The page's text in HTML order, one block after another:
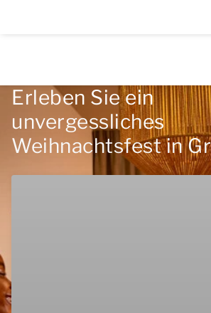
Erleben Sie ein
unvergessliches
Weihnachtsfest in